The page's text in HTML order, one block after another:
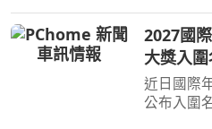
3/4就焦
2027國
大獎入
角逐最
近日國際
公布入圍